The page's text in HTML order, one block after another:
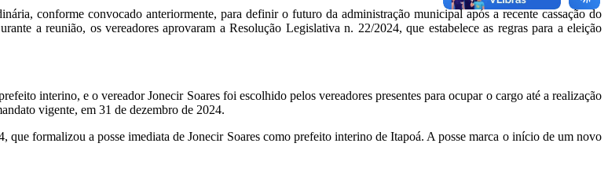
conforme convocado anteriormente, para definir o futuro da administração municipal após a recente cassação do
a reunião, os vereadores aprovaram a Resolução Legislativa n. 22/2024, que estabelece as regras para a eleição
interino, e o vereador Jonecir Soares foi escolhido pelos vereadores presentes para ocupar o cargo até a realização
vigente, em 31 de dezembro de 2024.
formalizou a posse imediata de Jonecir Soares como prefeito interino de Itapoá. A posse marca o início de um novo